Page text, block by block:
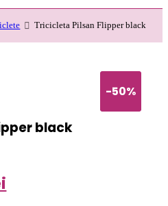
Tricicleta Pilsan Flipper black
-50%
-50%
black